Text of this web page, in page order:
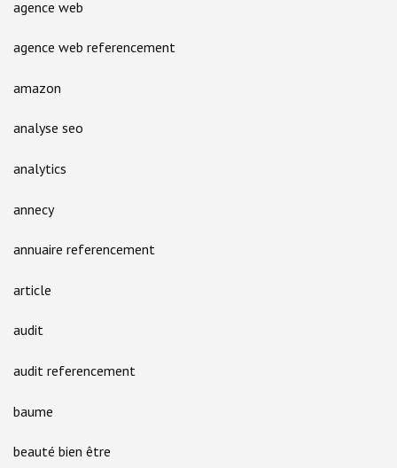
agence web
agence web referencement
amazon
analyse seo
analytics
annecy
annuaire referencement
article
audit
audit referencement
baume
beauté bien être